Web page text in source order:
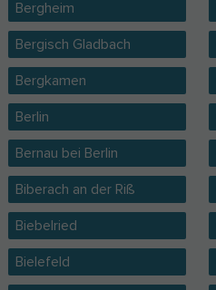
Bergheim
Bergisch Gladbach
Bergkamen
Berlin
Bernau bei Berlin
Biberach an der Riß
Biebelried
Bielefeld